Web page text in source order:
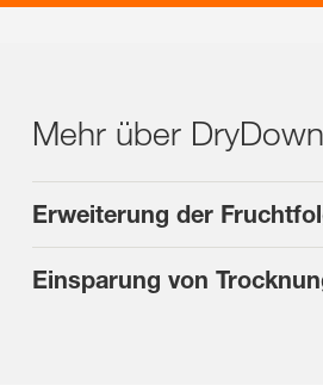
Mehr über
Erweiterung der
Einsparung von